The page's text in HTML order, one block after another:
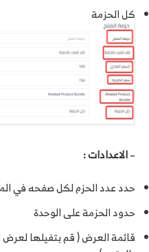
كل الحزمة
–الاعدادات :
حدد عدد الحزم لكل صفحه في
حدود الحزمة على الوحدة
قائمة العرض ( قم بتفيلها لعرض